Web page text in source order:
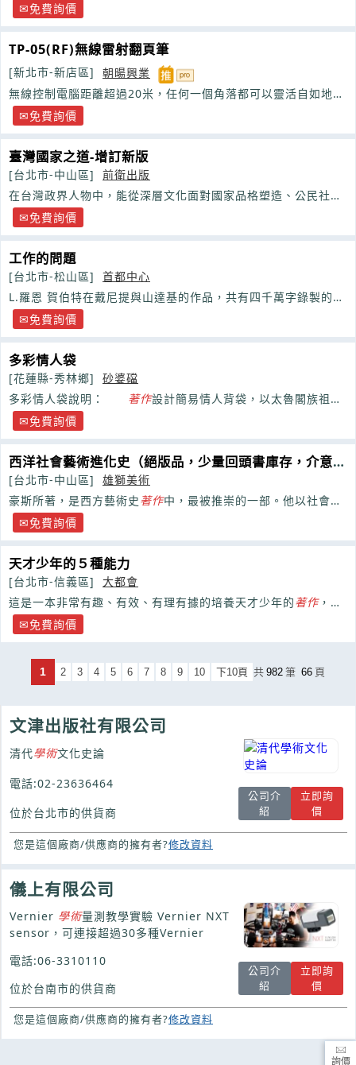
免費詢價
TP-05(RF)無線雷射翻頁筆
[新北市-新店區]
朝暘興業
無線控制電腦距離超過20米，任何一個角落都可以靈活自如地動
作您的電腦
免費詢價
臺灣國家之道-增訂新版
[台北市-中山區]
前衛出版
在台灣政界人物中，能從深層文化面對國家品格塑造、公民社會
改造、免費詢價
工作的問題
[台北市-松山區]
首都中心
L.羅恩 賀伯特在戴尼提與山達基的作品，共有四千萬字錄製的演
講、書籍和著作
免費詢價
多彩情人袋
[花蓮縣-秀林鄉]
砂婆礑
多彩情人袋說明： 著作設計簡易情人背袋，以太魯閣族祖靈
圖騰為主要素材 再搭配族人婦女喜愛之薏苡珠做吊飾
免費詢價
西洋社會藝術進化史（絕版品，少量回頭書庫存，介意外
觀者請勿購買
[台北市-中山區]
雄獅美術
豪斯所著，是西方藝術史著作中，最被推崇的一部。他以社會進
化的史觀，把西洋哲學、文學、音樂、戲劇……
免費詢價
天才少年的５種能力
[台北市-信義區]
大都會
這是一本非常有趣、有效、有理有據的培養天才少年的著作，對
於望子成龍的家長和認真負責的教師，無疑是一本重要的參考書
免費詢價
1 2 3 4 5 6 7 8 9 10 下10頁 共 982 筆 66 頁
文津出版社有限公司
清代學術文化史論
電話:02-23636464
位於台北市的供貨商
公司介
紹
立即詢
價
您是這個廠商/供應商的擁有者?修改資料
儀上有限公司
Vernier 學術量測教學實驗 Vernier NXT
sensor，可連接超過30多種Vernier
電話:06-3310110
位於台南市的供貨商
公司介
紹
立即詢
價
您是這個廠商/供應商的擁有者?修改資料
詢價